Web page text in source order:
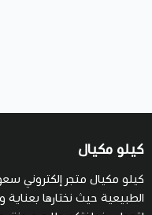
كيلو مكيال
كيلو مكيال متجر إلكتروني
الطبيعية حيث نختارها بعناية